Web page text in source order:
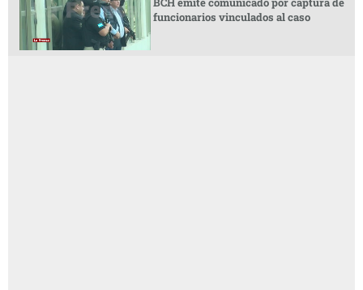
funcionarios vinculados al caso